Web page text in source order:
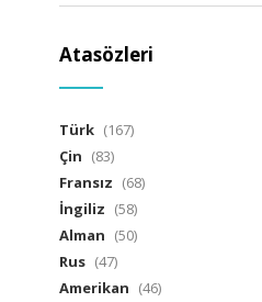
Atasözleri
Türk (167)
Çin (83)
Fransız (68)
İngiliz (58)
Alman (50)
Rus (47)
Amerikan (46)